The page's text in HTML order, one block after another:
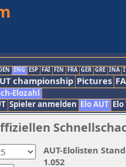
ENG ESP FAI FIN FRA GER GRE INA
championship Pictures
Elozahl
Spieler anmelden Elo AUT
AUT-Elolisten
1.052